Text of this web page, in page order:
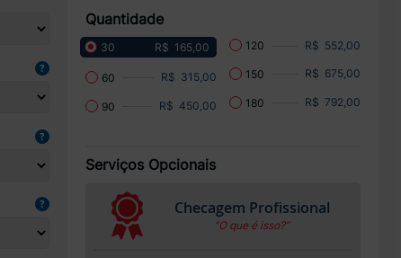
Quantidade
30 R$ 165,00
60 R$ 315,00
90 R$ 450,00
120 R$ 552,00
150 R$ 675,00
180 R$ 792,00
Serviços Opcionais
Checagem Profissional
“O que é isso?”